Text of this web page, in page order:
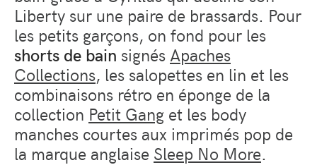
Liberty sur une paire de brassards. Pour
les petits garçons, on fond pour les
shorts de bain signés Apaches
Collections, les salopettes en lin et les
combinaisons rétro en éponge de la
collection Petit Gang et les body
manches courtes aux imprimés pop de
la marque anglaise Sleep No More.